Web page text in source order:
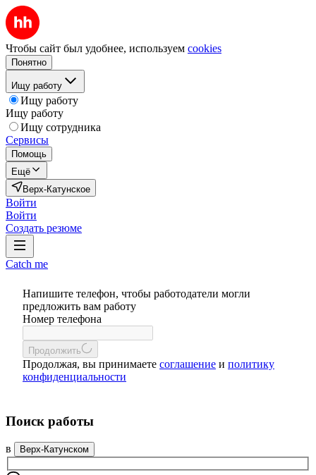
Чтобы сайт был удобнее, используем cookies
Понятно
Ищу работу
Ищу работу
Ищу работу
Ищу сотрудника
Сервисы
Помощь
Ещё
Верх-Катунское
Войти
Войти
Создать резюме
Catch me
Напишите телефон, чтобы работодатели могли
предложить вам работу
Номер телефона
Продолжить
Продолжая, вы принимаете соглашение и политику
конфиденциальности
Поиск работы
в Верх-Катунском